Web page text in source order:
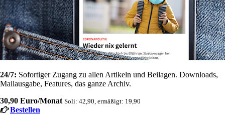
24/7: Sofortiger Zugang zu allen Artikeln und Beilagen. Downloads,
Mailausgabe, Features, das ganze Archiv.
30,90 Euro/Monat Soli: 42,90, ermäßigt: 19,90
Bestellen